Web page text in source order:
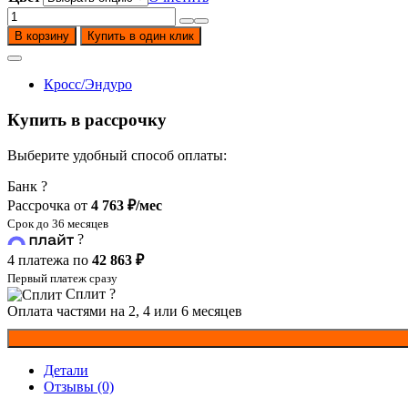
Количество
товара
Мотоцикл
Кросс
Motoland
XT300
HS
175FMM
ПТС
В корзину Купить в один клик
Кросс/Эндуро
Купить в рассрочку
Выберите удобный способ оплаты:
Банк ?
Рассрочка от 4 763 ₽/мес
Срок до 36 месяцев
?
4 платежа по 42 863 ₽
Первый платеж сразу
Сплит ?
Оплата частями на 2, 4 или 6 месяцев
Детали
Отзывы (0)